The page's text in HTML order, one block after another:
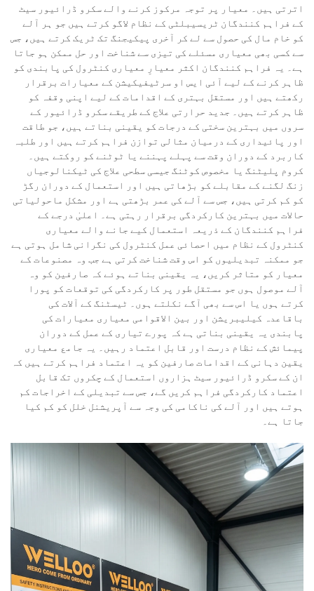
اترتی ہیں۔ معیار پر توجہ مرکوز کرنے والے سکرو ڈرائیور سیٹ
کے فراہم کنندگان ٹریسیبلٹی کے نظام لاگو کرتے ہیں جو ہر آلے
کو خام مال کی حصول سے لے کر آخری پیکیجنگ تک ٹریک کرتے ہیں، جس
سے کسی بھی معیاری مسئلے کی تیزی سے شناخت اور حل ممکن ہو جاتا
ہے۔ یہ فراہم کنندگان اکثر معیارِ معیاری کنٹرول کی پابندی کو
ظاہر کرنے کے لیے آئی ایس او سرٹیفیکیشن کے معیارات برقرار
رکھتے ہیں اور مستقل بہتری کے اقدامات کے لیے اپنی وقفہ کو
ظاہر کرتے ہیں۔ جدید حرارتی علاج کے طریقے سکرو ڈرائیور کے
سروں میں بہترین سختی کے درجات کو یقینی بناتے ہیں، جو طاقت
اور پائیداری کے درمیان مثالی توازن فراہم کرتے ہیں اور طلبہ
کاربرد کے دوران وقت سے پہلے پہننے یا ٹوٹنے کو روکتے ہیں۔
کروم پلیٹنگ یا مخصوص کوٹنگ جیسی سطحی علاج کی ٹیکنالوجیاں
زنگ لگنے کے مقابلے کو بڑھاتی ہیں اور استعمال کے دوران رگڑ
کو کم کرتی ہیں، جس سے آلے کی عمر بڑھتی ہے اور مشکل ماحولیاتی
حالات میں بہترین کارکردگی برقرار رہتی ہے۔ اعلیٰ درجے کے
فراہم کنندگان کے ذریعہ استعمال کیے جانے والے معیاری
کنٹرول کے نظام میں احصائی عمل کنٹرول کی نگرانی شامل ہوتی ہے
جو ممکنہ تبدیلیوں کو اس وقت شناخت کرتی ہے جب وہ مصنوعات کے
معیار کو متاثر کریں، یہ یقینی بناتے ہوئے کہ صارفین کو وہ
آلے موصول ہوں جو مستقل طور پر کارکردگی کی توقعات کو پورا
کرتے ہوں یا اس سے بھی آگے نکلتے ہوں۔ ٹیسٹنگ کے آلات کی
باقاعدہ کیلیبریشن اور بین الاقوامی معیاری معیارات کی
پابندی یہ یقینی بناتی ہے کہ پورے تیاری کے عمل کے دوران
پیمائش کے نظام درست اور قابل اعتماد رہیں۔ یہ جامع معیاری
یقین دہانی کے اقدامات صارفین کو یہ اعتماد فراہم کرتے ہیں کہ
ان کے سکرو ڈرائیور سیٹ ہزاروں استعمال کے چکروں تک قابل
اعتماد کارکردگی فراہم کریں گے، جس سے تبدیلی کے اخراجات کم
ہوتے ہیں اور آلے کی ناکامی کی وجہ سے آپریشنل خلل کو کم کیا
جاتا ہے۔